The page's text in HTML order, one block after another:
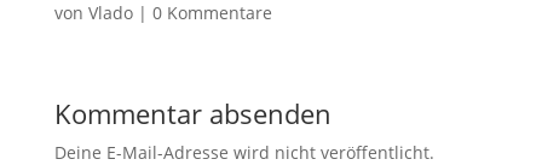
von Vlado| 0 Kommentare
Kommentar absenden
Deine E-Mail-Adresse wird nicht veröffentlicht.